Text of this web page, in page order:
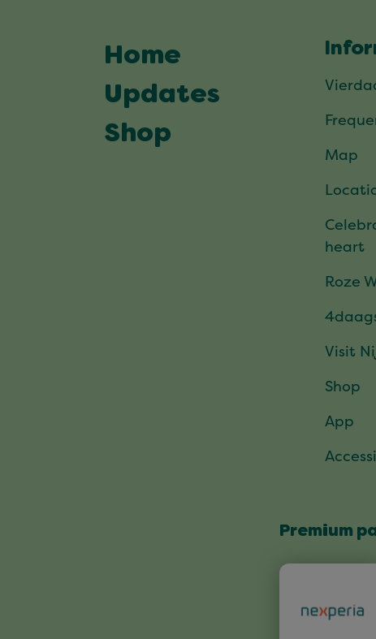
Home
Updates
Shop
Map
heart
Roze
Visit
Shop
App
Premium